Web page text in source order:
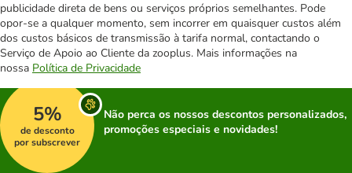
publicidade direta de bens ou serviços próprios semelhantes. Pode
opor-se a qualquer momento, sem incorrer em quaisquer custos além
dos custos básicos de transmissão à tarifa normal, contactando o
Serviço de Apoio ao Cliente da zooplus. Mais informações na
nossa Política de Privacidade
5%
de desconto
por subscrever
Não perca os nossos descontos personalizados,
promoções especiais e novidades!